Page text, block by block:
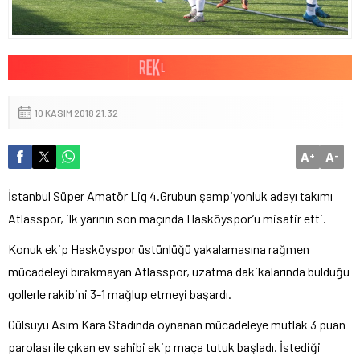
10 KASIM 2018 21:32
A+ A-
İstanbul Süper Amatör Lig 4.Grubun şampiyonluk adayı takımı
Atlasspor, ilk yarının son maçında Hasköyspor’u misafir etti.
Konuk ekip Hasköyspor üstünlüğü yakalamasına rağmen
mücadeleyi bırakmayan Atlasspor, uzatma dakikalarında bulduğu
gollerle rakibini 3-1 mağlup etmeyi başardı.
Gülsuyu Asım Kara Stadında oynanan mücadeleye mutlak 3 puan
parolası ile çıkan ev sahibi ekip maça tutuk başladı. İstediği